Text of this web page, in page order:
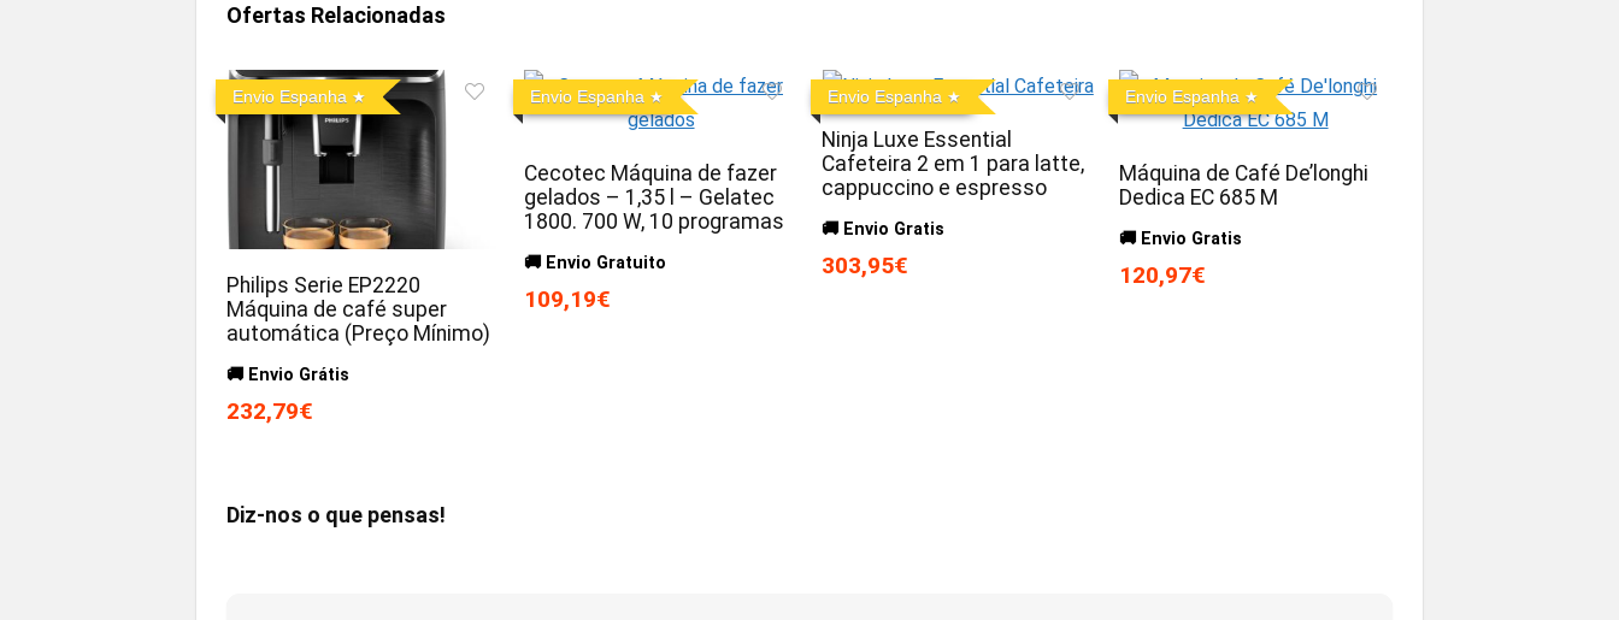
Ofertas Relacionadas
Envio Espanha
Philips Serie EP2220
Máquina de café super
automática (Preço Mínimo)
🚚 Envio Grátis
232,79€
Envio Espanha
Cecotec Máquina de fazer
gelados – 1,35 l – Gelatec
1800. 700 W, 10 programas
🚚 Envio Gratuito
109,19€
Envio Espanha
Ninja Luxe Essential
Cafeteira 2 em 1 para latte,
cappuccino e espresso
🚚 Envio Gratis
303,95€
Envio Espanha
Máquina de Café De’longhi
Dedica EC 685 M
🚚 Envio Gratis
120,97€
Diz-nos o que pensas!